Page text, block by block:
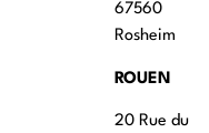
67560
Rosheim
ROUEN
20 Rue du